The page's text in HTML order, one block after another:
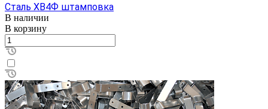
Сталь ХВ4Ф штамповка
В наличии
В корзину